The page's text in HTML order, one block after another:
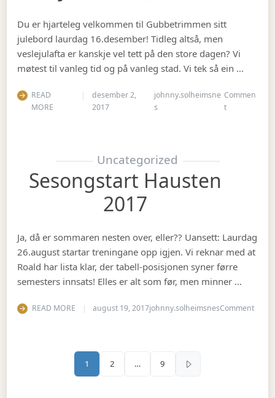
Du er hjarteleg velkommen til Gubbetrimmen sitt
julebord laurdag 16.desember! Tidleg altså, men
veslejulafta er kanskje vel tett på den store dagen? Vi
møtest til vanleg tid og på vanleg stad. Vi tek så ein …
READ
MORE
desember 2,
2017
johnny.solheimsne
s
Commen
ton Julebord
Uncategorized
Sesongstart Hausten
2017
Ja, då er sommaren nesten over, eller?? Uansett: Laurdag
26.august startar treningane opp igjen. Vi reknar med at
Roald har lista klar, der tabell-posisjonen syner førre
semesters innsats! Elles er alt som før, men minner …
READ MORE august 19, 2017johnny.solheimsnesCommenton
Sidepaginering
1 2 … 9